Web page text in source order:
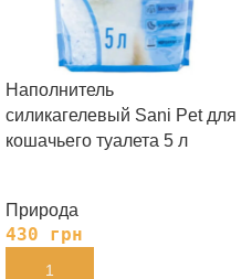
Наполнитель
силикагелевый Sani Pet для
кошачьего туалета 5 л
Природа
430 грн
В КОРЗИНУ